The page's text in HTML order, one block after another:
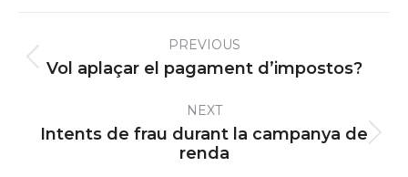
navigationPREVIOUS
Previous
Vol aplaçar el pagament d’impostos?
NEXT
Next
post:
Intents de frau durant la campanya de
renda